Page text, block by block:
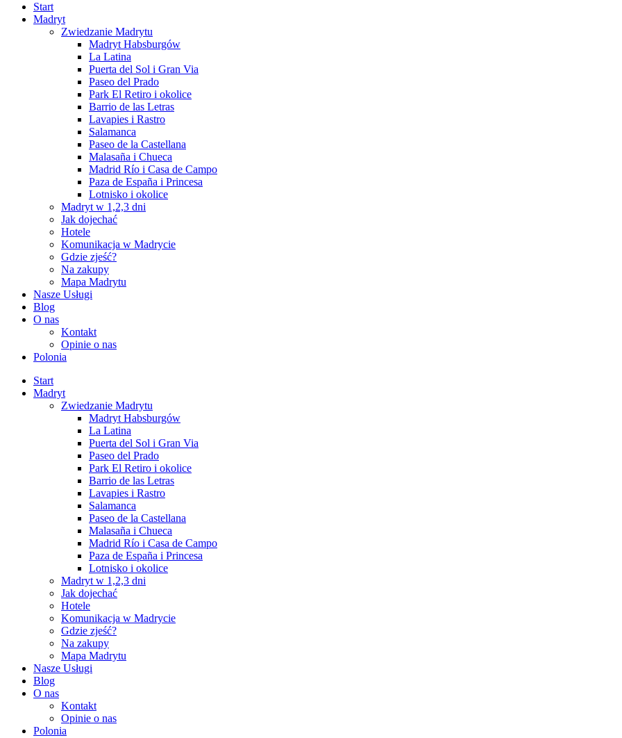
Start
Madryt
Zwiedzanie Madrytu
Madryt Habsburgów
La Latina
Puerta del Sol i Gran Via
Paseo del Prado
Park El Retiro i okolice
Barrio de las Letras
Lavapies i Rastro
Salamanca
Paseo de la Castellana
Malasaña i Chueca
Madrid Río i Casa de Campo
Paza de España i Princesa
Lotnisko i okolice
Madryt w 1,2,3 dni
Jak dojechać
Hotele
Komunikacja w Madrycie
Gdzie zjeść?
Na zakupy
Mapa Madrytu
Nasze Usługi
Blog
O nas
Kontakt
Opinie o nas
Polonia
Start
Madryt
Zwiedzanie Madrytu
Madryt Habsburgów
La Latina
Puerta del Sol i Gran Via
Paseo del Prado
Park El Retiro i okolice
Barrio de las Letras
Lavapies i Rastro
Salamanca
Paseo de la Castellana
Malasaña i Chueca
Madrid Río i Casa de Campo
Paza de España i Princesa
Lotnisko i okolice
Madryt w 1,2,3 dni
Jak dojechać
Hotele
Komunikacja w Madrycie
Gdzie zjeść?
Na zakupy
Mapa Madrytu
Nasze Usługi
Blog
O nas
Kontakt
Opinie o nas
Polonia